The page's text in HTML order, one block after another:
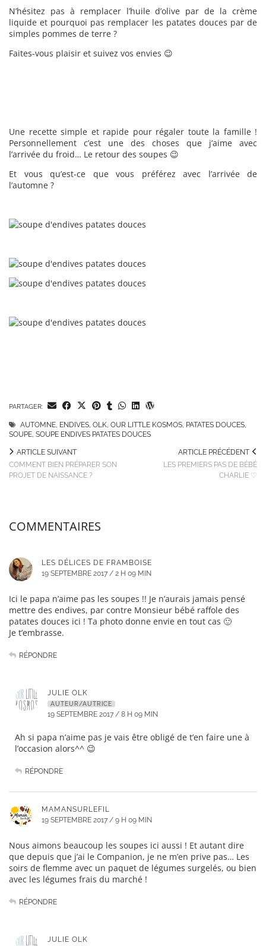
N’hésitez pas à remplacer l’huile d’olive par de la crème
liquide et pourquoi pas remplacer les patates douces par de
simples pommes de terre ?
Faites-vous plaisir et suivez vos envies 😉
Une recette simple et rapide pour régaler toute la famille !
Personnellement c’est une des choses que j’aime avec
l’arrivée du froid… Le retour des soupes 😉
Et vous qu’est-ce que vous préférez avec l’arrivée de
l’automne ?
PARTAGER:
AUTOMNE, ENDIVES, OLK, OUR LITTLE KOSMOS, PATATES DOUCES,
SOUPE, SOUPE ENDIVES PATATES DOUCES
ARTICLE PRÉCÉDENT
LES PREMIERS PAS DE BÉBÉ
CHARLIE ♡
ARTICLE SUIVANT
COMMENT BIEN PRÉPARER SON
PROJET DE NAISSANCE ?
COMMENTAIRES
LES DÉLICES DE FRAMBOISE
19 SEPTEMBRE 2017 / 2 H 09 MIN
Ici le papa n’aime pas les soupes !! Je n’aurais jamais pensé
mettre des endives, par contre Monsieur bébé raffole des
patates douces ici ! Ta photo donne envie en tout cas 🙂
Je t’embrasse.
RÉPONDRE
JULIE OLK
AUTEUR/AUTRICE
19 SEPTEMBRE 2017 / 8 H 09 MIN
Ah si papa n’aime pas je vais être obligé de t’en faire une à
l’occasion alors^^ 😉
RÉPONDRE
MAMANSURLEFIL
19 SEPTEMBRE 2017 / 9 H 09 MIN
Nous aimons beaucoup les soupes ici aussi ! Et autant dire
que depuis que j’ai le Companion, je ne m’en prive pas… Les
soirs de flemme avec un paquet de légumes surgelés, ou bien
avec les légumes frais du marché !
RÉPONDRE
JULIE OLK